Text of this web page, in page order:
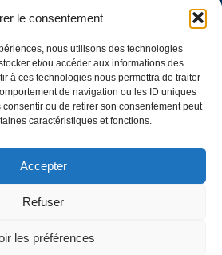
le consentement
nous utilisons des technologies
et/ou accéder aux informations des
à ces technologies nous permettra de traiter
de navigation ou les ID uniques
ou de retirer son consentement peut
caractéristiques et fonctions.
Accepter
Refuser
les préférences
du vieil étang
CONTACTER
SUIVEZ-NOUS
réseaux sociaux !
LÉGALES